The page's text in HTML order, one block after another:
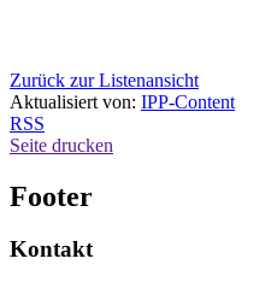
Zurück zur Listenansicht
Aktualisiert von: IPP-Content
RSS
Seite drucken
Footer
Kontakt